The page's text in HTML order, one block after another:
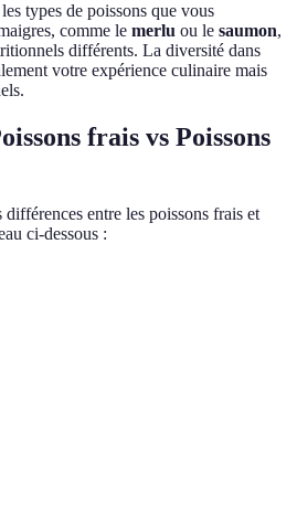
types de poissons que vous
comme le merlu ou le saumon,
différents. La diversité dans
votre expérience culinaire mais
frais vs Poissons
entre les poissons frais et
ci-dessous :